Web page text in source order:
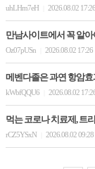
uhLHm7eH 2026.08.02 17:26
만남사이트에서 꼭 알
Oz07pUSn 2026.08.02 17:26
메벤다졸은 과연 항암효
kWbfQQU6 2026.08.02
먹는 코로나 치료제, 트
rCZ5YSxN 2026.08.02 09:28